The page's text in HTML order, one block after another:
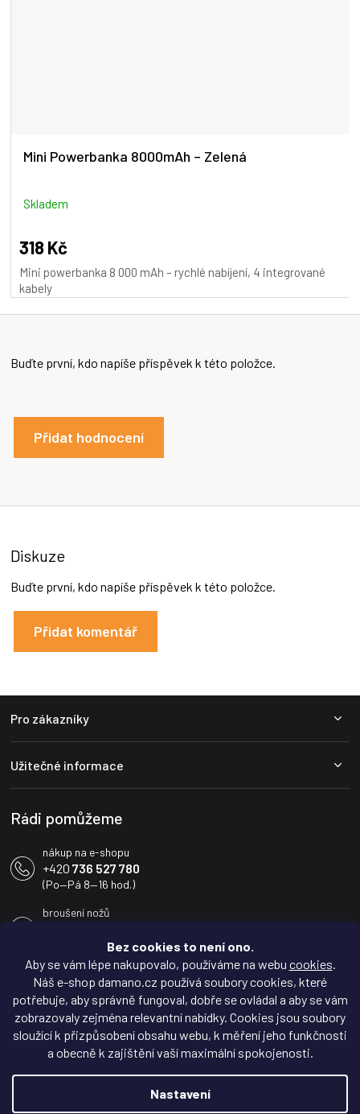
Bez cookies to není ono.
Aby se vám lépe nakupovalo, používáme na webu cookies.
Náš e-shop damano.cz používá soubory cookies, které
potřebuje, aby správně fungoval, dobře se ovládal a aby se vám
zobrazovaly zejména relevantní nabídky. Cookies jsou soubory
sloužící k přizpůsobení obsahu webu, k měření jeho funkčnosti
a obecně k zajištění vaší maximální spokojenosti.
Nastavení
Mini Powerbanka 8000mAh – Zelená
Skladem
318 Kč
Mini powerbanka 8 000 mAh – rychlé nabíjení, 4 integrované
kabely
Buďte první, kdo napíše příspěvek k této položce.
Přidat hodnocení
Diskuze
Buďte první, kdo napíše příspěvek k této položce.
Přidat komentář
Pro zákazníky
Užitečné informace
Rádi pomůžeme
nákup na e-shopu
+420 736 527 780
(Po—Pá 8—16 hod.)
broušení nožů
(Po—Pá 8—16 hod.)
info@damano.cz
Sledujte novinky na
Facebooku
Inspirujte se na
Instagramu